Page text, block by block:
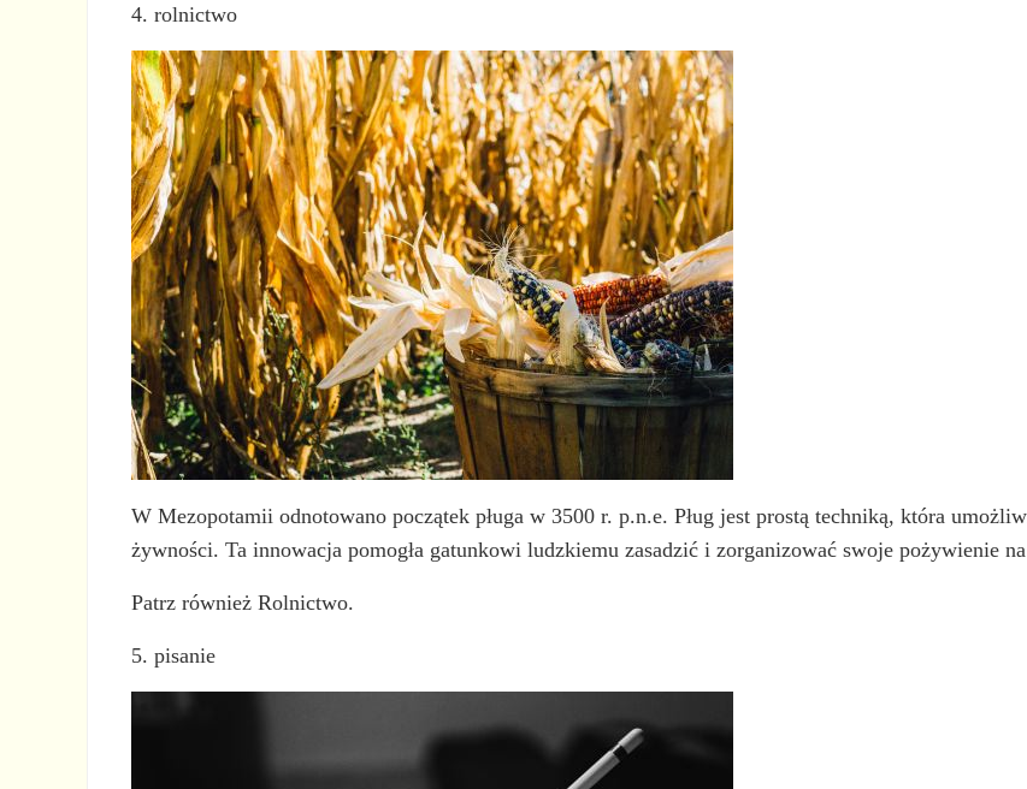
4. rolnictwo
W Mezopotamii odnotowano początek pługa w 3500 r. p.n.e. Pług jest prostą techniką, która
żywności. Ta innowacja pomogła gatunkowi ludzkiemu zasadzić i zorganizować swoje pożywienie
Patrz również Rolnictwo.
5. pisanie